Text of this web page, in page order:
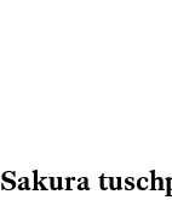
Sakura